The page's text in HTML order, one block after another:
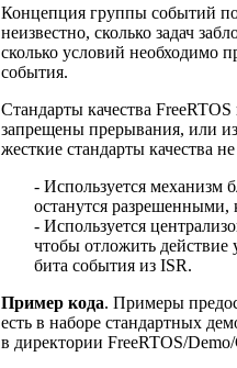
Концепция группы событий
неизвестно, сколько задач
сколько условий необходимо
события.
Стандарты качества
запрещены прерывания, или
жесткие стандарты качества
- Используется механизм
останутся разрешенными,
- Используется
чтобы отложить действие
бита события из ISR.
Пример кода. Примеры
есть в наборе стандартных
в директории FreeRTOS/